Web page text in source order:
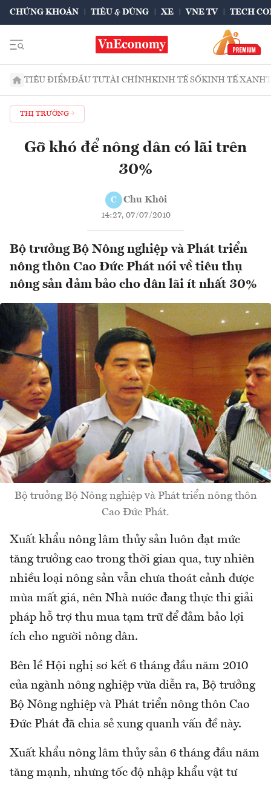
CHỨNG KHOÁN TIÊU & DÙNG XE VNE TV TECH
TIÊU ĐIỂMĐẦU TƯTÀI CHÍNHKINH TẾ SỐKINH TẾ XANH
THỊ TRƯỜNG
Gỡ khó để nông dân có lãi trên
30%
C Chu Khôi
14:27, 07/07/2010
Bộ trưởng Bộ Nông nghiệp và Phát triển
nông thôn Cao Đức Phát nói về tiêu thụ
nông sản đảm bảo cho dân lãi ít nhất 30%
Bộ trưởng Bộ Nông nghiệp và Phát triển nông thôn
Cao Đức Phát.
Xuất khẩu nông lâm thủy sản luôn đạt mức
tăng trưởng cao trong thời gian qua, tuy nhiên
nhiều loại nông sản vẫn chưa thoát cảnh được
mùa mất giá, nên Nhà nước đang thực thi giải
pháp hỗ trợ thu mua tạm trữ để đảm bảo lợi
ích cho người nông dân.
Bên lề Hội nghị sơ kết 6 tháng đầu năm 2010
của ngành nông nghiệp vừa diễn ra, Bộ trưởng
Bộ Nông nghiệp và Phát triển nông thôn Cao
Đức Phát đã chia sẻ xung quanh vấn đề này.
Xuất khẩu nông lâm thủy sản 6 tháng đầu năm
tăng mạnh, nhưng tốc độ nhập khẩu vật tư